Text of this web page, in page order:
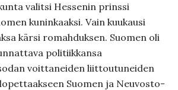
valitsi Hessenin prinssi
kuninkaaksi. Vain kuukausi
kärsi romahduksen. Suomen oli
politiikkansa
voittaneiden liittoutuneiden
Suomen ja Neuvosto-